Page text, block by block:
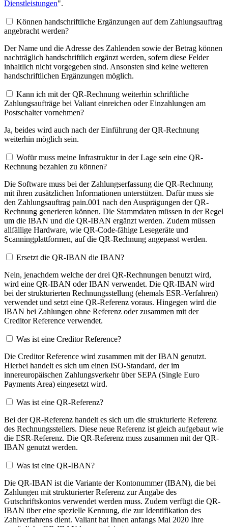
Dienstleistungen".
Können handschriftliche Ergänzungen auf dem Zahlungsauftrag
angebracht werden?
Der Name und die Adresse des Zahlenden sowie der Betrag können
nachträglich handschriftlich ergänzt werden, sofern diese Felder
inhaltlich nicht vorgegeben sind. Ansonsten sind keine weiteren
handschriftlichen Ergänzungen möglich.
Kann ich mit der QR-Rechnung weiterhin schriftliche
Zahlungsaufträge bei Valiant einreichen oder Einzahlungen am
Postschalter vornehmen?
Ja, beides wird auch nach der Einführung der QR-Rechnung
weiterhin möglich sein.
Wofür muss meine Infrastruktur in der Lage sein eine QR-
Rechnung bezahlen zu können?
Die Software muss bei der Zahlungserfassung die QR-Rechnung
mit ihren zusätzlichen Informationen unterstützen. Dafür muss sie
den Zahlungsauftrag pain.001 nach den Ausprägungen der QR-
Rechnung generieren können. Die Stammdaten müssen in der Regel
um die IBAN und die QR-IBAN ergänzt werden. Zudem müssen
allfällige Hardware, wie QR-Code-fähige Lesegeräte und
Scanningplattformen, auf die QR-Rechnung angepasst werden.
Ersetzt die QR-IBAN die IBAN?
Nein, jenachdem welche der drei QR-Rechnungen benutzt wird,
wird eine QR-IBAN oder IBAN verwendet. Die QR-IBAN wird
bei der strukturierten Rechnungsstellung (ehemals ESR-Verfahren)
verwendet und setzt eine QR-Referenz voraus. Hingegen wird die
IBAN bei Zahlungen ohne Referenz oder zusammen mit der
Creditor Reference verwendet.
Was ist eine Creditor Reference?
Die Creditor Reference wird zusammen mit der IBAN genutzt.
Hierbei handelt es sich um einen ISO-Standard, der im
innereuropäischen Zahlungsverkehr über SEPA (Single Euro
Payments Area) eingesetzt wird.
Was ist eine QR-Referenz?
Bei der QR-Referenz handelt es sich um die strukturierte Referenz
des Rechnungsstellers. Diese neue Referenz ist gleich aufgebaut wie
die ESR-Referenz. Die QR-Referenz muss zusammen mit der QR-
IBAN genutzt werden.
Was ist eine QR-IBAN?
Die QR-IBAN ist die Variante der Kontonummer (IBAN), die bei
Zahlungen mit strukturierter Referenz zur Angabe des
Gutschriftskontos verwendet werden muss. Zudem verfügt die QR-
IBAN über eine spezielle Kennung, die zur Identifikation des
Zahlverfahrens dient. Valiant hat Ihnen anfangs Mai 2020 Ihre